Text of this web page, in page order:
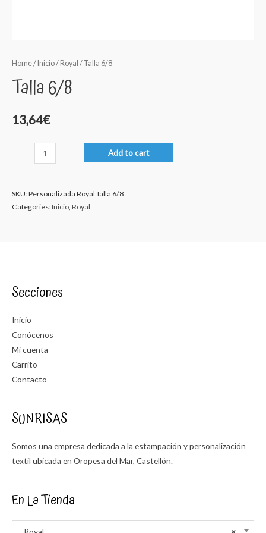
Home/ Inicio/ Royal / Talla 6/8
Talla 6/8
13,64€
Add to cart
SKU:Personalizada Royal Talla 6/8
Categories:Inicio, Royal
Secciones
Inicio
Conócenos
Mi cuenta
Carrito
Contacto
SUNRISAS
Somos una empresa dedicada a la estampación y personalización
textil ubicada en Oropesa del Mar, Castellón.
En La Tienda